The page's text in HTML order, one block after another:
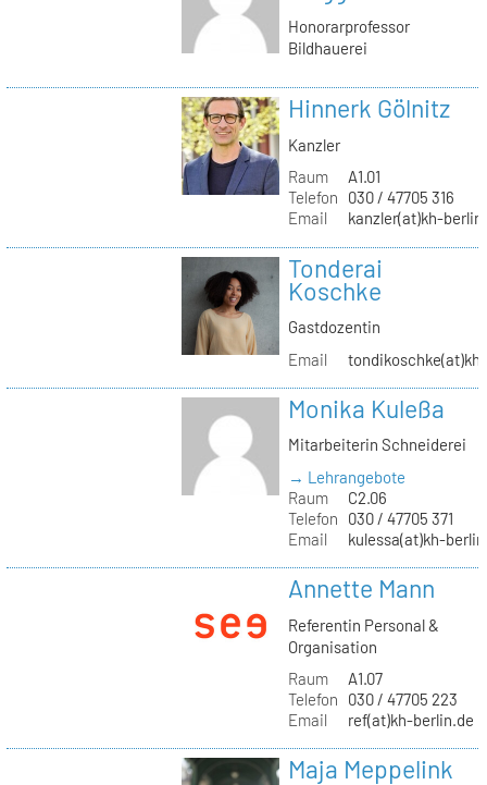
Honorarprofessor
Bildhauerei
Hinnerk Gölnitz
Kanzler
Raum
A1.01
Telefon
030 / 47705 316
Email
kanzler(at)kh-
Tonderai
Koschke
Gastdozentin
Email
Monika Kuleßa
Mitarbeiterin Schneiderei
→ Lehrangebote
Raum
C2.06
Telefon
030 / 47705 371
Email
kulessa(at)kh-
Annette Mann
Referentin Personal &
Organisation
Raum
A1.07
Telefon
030 / 47705 223
Email
ref(at)kh-berlin.de
Maja Meppelink